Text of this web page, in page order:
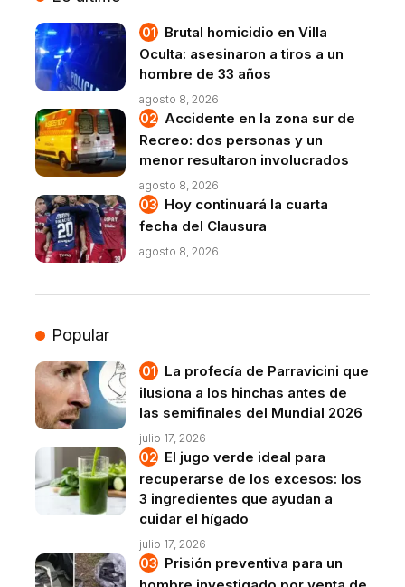
Brutal homicidio en Villa
Oculta: asesinaron a tiros a un
hombre de 33 años
agosto 8, 2026
Accidente en la zona sur de
Recreo: dos personas y un
menor resultaron involucrados
agosto 8, 2026
Hoy continuará la cuarta
fecha del Clausura
agosto 8, 2026
Popular
La profecía de Parravicini que
ilusiona a los hinchas antes de
las semifinales del Mundial 2026
julio 17, 2026
El jugo verde ideal para
recuperarse de los excesos: los
3 ingredientes que ayudan a
cuidar el hígado
julio 17, 2026
Prisión preventiva para un